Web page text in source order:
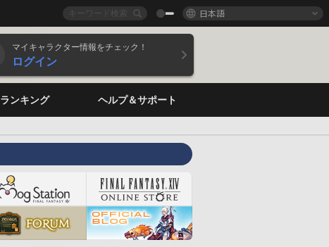
日本語
マイキャラクター情報をチェック！
ログイン
ランキング ヘルプ＆サポート